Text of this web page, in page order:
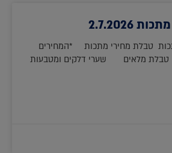
2.7.2026
טבלת מחירי מתכות *המחירים
טבלת מלאים שערי דלקים ומטבעות